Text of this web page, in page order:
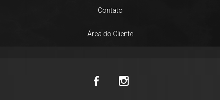
Contato
Área do Cliente